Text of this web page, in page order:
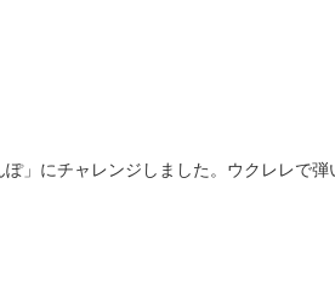
」にチャレンジしました。ウクレレで